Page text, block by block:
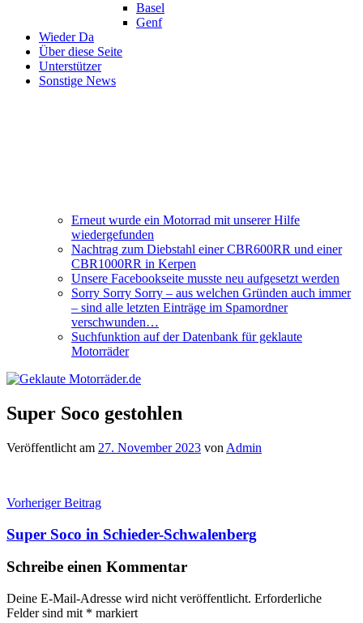
Basel
Genf
Wieder Da
Über diese Seite
Unterstützer
Sonstige News
Erneut wurde ein Motorrad mit unserer Hilfe
wiedergefunden
Nachtrag zum Diebstahl einer CBR600RR und einer
CBR1000RR in Kerpen
Unsere Facebookseite musste neu aufgesetzt werden
Sorry Sorry Sorry – aus welchen Gründen auch immer
– sind alle letzten Einträge im Spamordner
verschwunden…
Suchfunktion auf der Datenbank für geklaute
Motorräder
Super Soco gestohlen
Veröffentlicht am 27. November 2023 von Admin
Beitragsnavigation
Vorheriger Beitrag
Super Soco in Schieder-Schwalenberg
Schreibe einen Kommentar
Deine E-Mail-Adresse wird nicht veröffentlicht. Erforderliche
Felder sind mit * markiert